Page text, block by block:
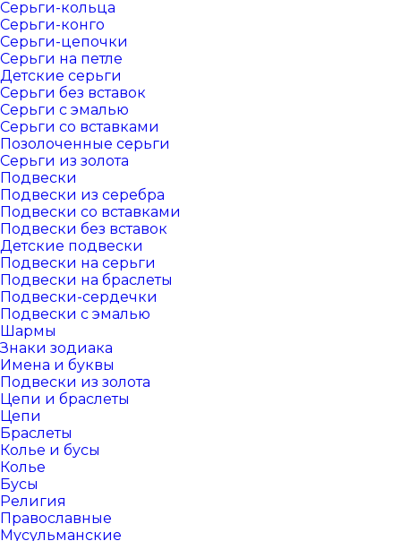
Серьги-кольца
Серьги-конго
Серьги-цепочки
Серьги на петле
Детские серьги
Серьги без вставок
Серьги с эмалью
Серьги со вставками
Позолоченные серьги
Серьги из золота
Подвески
Подвески из серебра
Подвески со вставками
Подвески без вставок
Детские подвески
Подвески на серьги
Подвески на браслеты
Подвески-сердечки
Подвески с эмалью
Шармы
Знаки зодиака
Имена и буквы
Подвески из золота
Цепи и браслеты
Цепи
Браслеты
Колье и бусы
Колье
Бусы
Религия
Православные
Мусульманские